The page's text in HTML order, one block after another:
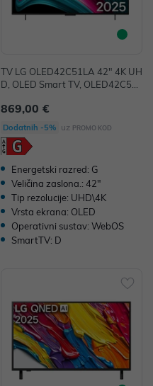
TV LG OLED42C51LA 42" 4K UH
D, OLED Smart TV, OLED42C51L
869,00 €
Dodatnih -5% uz PROMO KOD
Energetski razred: G
Veličina zaslona.: 42"
Tip rezolucije: UHD\4K
Vrsta ekrana: OLED
Operativni sustav: WebOS
SmartTV: D